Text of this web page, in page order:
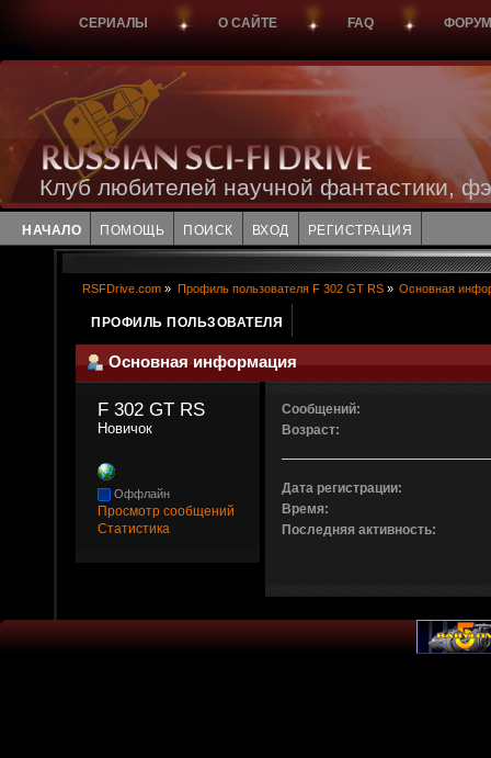
СЕРИАЛЫ О САЙТЕ FAQ ФОРУМ
Клуб любителей научной фантастики,
НАЧАЛО ПОМОЩЬ ПОИСК ВХОД РЕГИСТРАЦИЯ
RSFDrive.com » Профиль пользователя F 302 GT RS» Основная
ПРОФИЛЬ ПОЛЬЗОВАТЕЛЯ
Основная информация
F 302 GT RS
Новичок
Оффлайн
Просмотр сообщений
Статистика
Сообщений:
Возраст:
Дата регистрации:
Время:
Последняя активность: